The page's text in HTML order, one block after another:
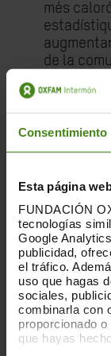
Consentimiento
Esta página
FUNDACIÓN
tecnologías
Google
publicidad,
el tráfico.
uso que hagas
sociales,
combinarla con
proporcionado
que hayas
més
de la
reduir el
gasos
en lloc
Integrat
l’objectiu
23% al
reducció
els pitjors
quals
ha